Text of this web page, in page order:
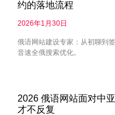
约的落地流程
2026年1月30日
俄语网站建设专家：从初聊到
音速全俄搜索优化。
2026 俄语网站面对中
才不反复